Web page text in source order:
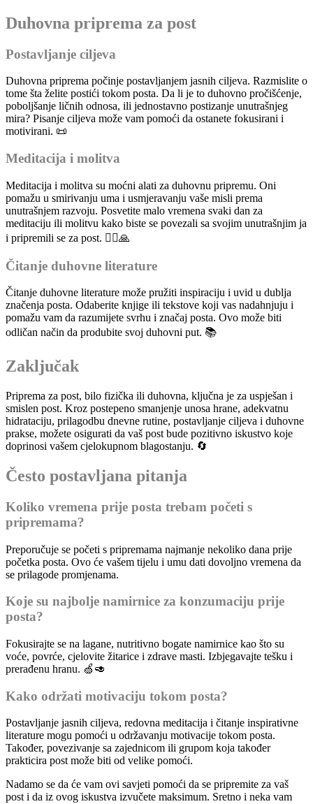
Duhovna priprema za post
Postavljanje ciljeva
Duhovna priprema počinje postavljanjem jasnih ciljeva. Razmislite o
tome šta želite postići tokom posta. Da li je to duhovno pročišćenje,
poboljšanje ličnih odnosa, ili jednostavno postizanje unutrašnjeg
mira? Pisanje ciljeva može vam pomoći da ostanete fokusirani i
motivirani. 📜
Meditacija i molitva
Meditacija i molitva su moćni alati za duhovnu pripremu. Oni
pomažu u smirivanju uma i usmjeravanju vaše misli prema
unutrašnjem razvoju. Posvetite malo vremena svaki dan za
meditaciju ili molitvu kako biste se povezali sa svojim unutrašnjim ja
i pripremili se za post. 🧘‍♂️🙏
Čitanje duhovne literature
Čitanje duhovne literature može pružiti inspiraciju i uvid u dublja
značenja posta. Odaberite knjige ili tekstove koji vas nadahnjuju i
pomažu vam da razumijete svrhu i značaj posta. Ovo može biti
odličan način da produbite svoj duhovni put. 📚
Zaključak
Priprema za post, bilo fizička ili duhovna, ključna je za uspješan i
smislen post. Kroz postepeno smanjenje unosa hrane, adekvatnu
hidrataciju, prilagodbu dnevne rutine, postavljanje ciljeva i duhovne
prakse, možete osigurati da vaš post bude pozitivno iskustvo koje
doprinosi vašem cjelokupnom blagostanju. 🔄
Često postavljana pitanja
Koliko vremena prije posta trebam početi s
pripremama?
Preporučuje se početi s pripremama najmanje nekoliko dana prije
početka posta. Ovo će vašem tijelu i umu dati dovoljno vremena da
se prilagode promjenama.
Koje su najbolje namirnice za konzumaciju prije
posta?
Fokusirajte se na lagane, nutritivno bogate namirnice kao što su
voće, povrće, cjelovite žitarice i zdrave masti. Izbjegavajte tešku i
prerađenu hranu. 🍏🥑
Kako održati motivaciju tokom posta?
Postavljanje jasnih ciljeva, redovna meditacija i čitanje inspirativne
literature mogu pomoći u održavanju motivacije tokom posta.
Također, povezivanje sa zajednicom ili grupom koja također
prakticira post može biti od velike pomoći.
Nadamo se da će vam ovi savjeti pomoći da se pripremite za vaš
post i da iz ovog iskustva izvučete maksimum. Sretno i neka vam